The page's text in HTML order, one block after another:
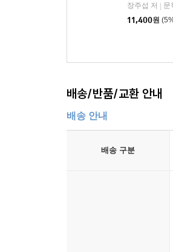
보석처럼 내밀어 떠들던
제 슬픔을 비출 수 없는
강기슭 비탈진 숲속
오늘 하루 아무 일도 일어
하루씩 하루씩 사그라드는
--- 「장진희, 가을 강」 중
두텁나루숲에 앉아 강을
장주섭 저
문
11,400원
배송/반품/교환 안내
배송 안내
배송 구분